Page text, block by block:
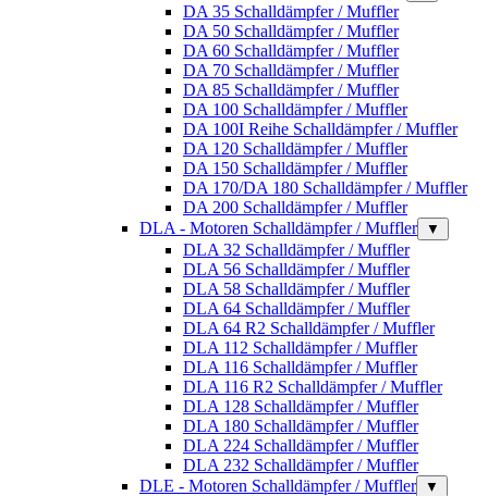
DA 35 Schalldämpfer / Muffler
DA 50 Schalldämpfer / Muffler
DA 60 Schalldämpfer / Muffler
DA 70 Schalldämpfer / Muffler
DA 85 Schalldämpfer / Muffler
DA 100 Schalldämpfer / Muffler
DA 100I Reihe Schalldämpfer / Muffler
DA 120 Schalldämpfer / Muffler
DA 150 Schalldämpfer / Muffler
DA 170/DA 180 Schalldämpfer / Muffler
DA 200 Schalldämpfer / Muffler
DLA - Motoren Schalldämpfer / Muffler
▼
DLA 32 Schalldämpfer / Muffler
DLA 56 Schalldämpfer / Muffler
DLA 58 Schalldämpfer / Muffler
DLA 64 Schalldämpfer / Muffler
DLA 64 R2 Schalldämpfer / Muffler
DLA 112 Schalldämpfer / Muffler
DLA 116 Schalldämpfer / Muffler
DLA 116 R2 Schalldämpfer / Muffler
DLA 128 Schalldämpfer / Muffler
DLA 180 Schalldämpfer / Muffler
DLA 224 Schalldämpfer / Muffler
DLA 232 Schalldämpfer / Muffler
DLE - Motoren Schalldämpfer / Muffler
▼